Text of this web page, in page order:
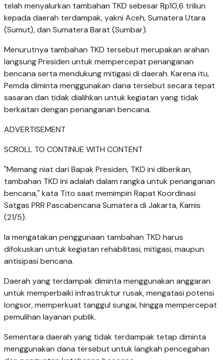
telah menyalurkan tambahan TKD sebesar Rp10,6 triliun
kepada daerah terdampak, yakni Aceh, Sumatera Utara
(Sumut), dan Sumatera Barat (Sumbar).
Menurutnya tambahan TKD tersebut merupakan arahan
langsung Presiden untuk mempercepat penanganan
bencana serta mendukung mitigasi di daerah. Karena itu,
Pemda diminta menggunakan dana tersebut secara tepat
sasaran dan tidak dialihkan untuk kegiatan yang tidak
berkaitan dengan penanganan bencana.
ADVERTISEMENT
SCROLL TO CONTINUE WITH CONTENT
"Memang niat dari Bapak Presiden, TKD ini diberikan,
tambahan TKD ini adalah dalam rangka untuk penanganan
bencana," kata Tito saat memimpin Rapat Koordinasi
Satgas PRR Pascabencana Sumatera di Jakarta, Kamis
(21/5).
Ia mengatakan penggunaan tambahan TKD harus
difokuskan untuk kegiatan rehabilitasi, mitigasi, maupun
antisipasi bencana.
Daerah yang terdampak diminta menggunakan anggaran
untuk memperbaiki infrastruktur rusak, mengatasi potensi
longsor, memperkuat tanggul sungai, hingga mempercepat
pemulihan layanan publik.
Sementara daerah yang tidak terdampak tetap diminta
menggunakan dana tersebut untuk langkah pencegahan